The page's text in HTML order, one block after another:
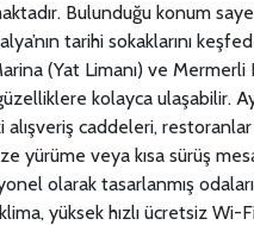
Bulunduğu konum
tarihi sokaklarını
(Yat Limanı) ve Mermerli
kolayca ulaşabilir.
alışveriş caddeleri,
yürüme veya kısa sürüş
olarak tasarlanmış
yüksek hızlı ücretsiz Wi-